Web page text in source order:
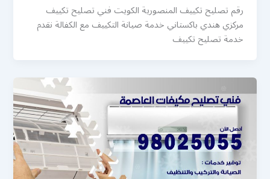
رقم تصليح تكييف المنصورية الكويت فني تصليح تكييف
مركزي هندي باكستاني خدمة صيانة التكييف مع الكفالة نقدم
خدمة تصليح تكييف